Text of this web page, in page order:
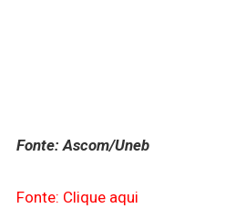
Fonte: Ascom/Uneb
Fonte: Clique aqui